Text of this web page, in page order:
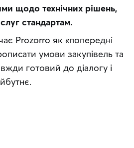
щодо технічних рішень,
стандартам.
Prozorro як «попередні
умови закупівель та
готовий до діалогу і